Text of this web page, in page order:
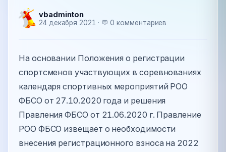
vbadminton
24 декабря 2021 · 💬 0 комментариев
На основании Положения о регистрации
спортсменов участвующих в соревнованиях
календаря спортивных мероприятий РОО
ФБСО от 27.10.2020 года и решения
Правления ФБСО от 21.06.2020 г. Правление
РОО ФБСО извещает о необходимости
внесения регистрационного взноса на 2022